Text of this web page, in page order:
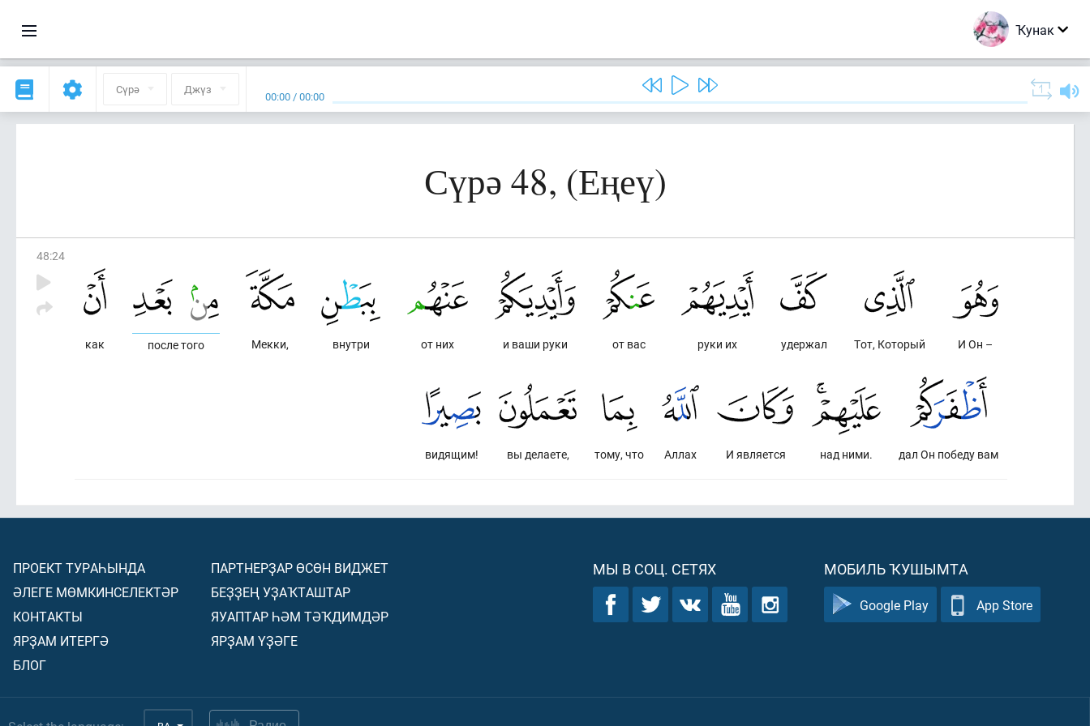
Ҡунак
Сүрә Джүз 00:00 /00:00
Сүрә 48, (Еңеү)
48:24
И Он –
Тот, Который
удержал
руки их
от вас
и ваши руки
от них
внутри
Мекки,
после того
как
дал Он победу вам
над ними.
И является
Аллах
тому, что
вы делаете,
видящим!
ПРОЕКТ ТУРАҺЫНДА
ӘЛЕГЕ МӨМКИНСЕЛЕКТӘР
КОНТАКТЫ
ЯРҘАМ ИТЕРГӘ
БЛОГ
ПАРТНЕРҘАР ӨСӨН ВИДЖЕТ
БЕҘҘЕҢ УҘАҠТАШТАР
ЯУАПТАР ҺӘМ ТӘҠДИМДӘР
ЯРҘАМ ҮҘӘГЕ
МЫ В СОЦ. СЕТЯХ МОБИЛЬ ҠУШЫМТА
Google Play App Store